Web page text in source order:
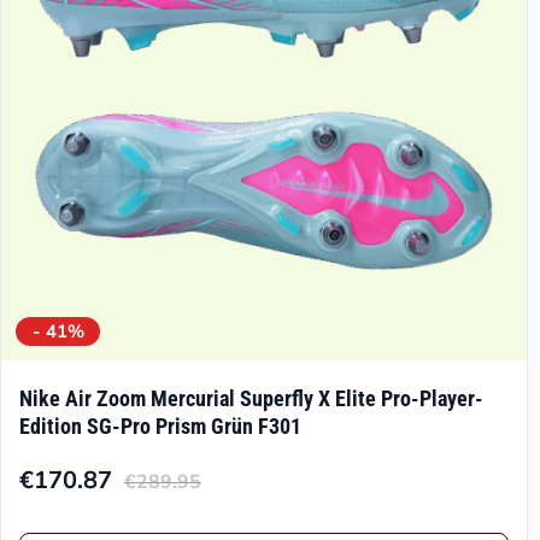
Produktseite
gewählt
werden
- 41%
Nike Air Zoom Mercurial Superfly X Elite Pro-Player-
Edition SG-Pro Prism Grün F301
€289.95
Ursprünglicher
Preis
€170.87
Aktueller
Preis